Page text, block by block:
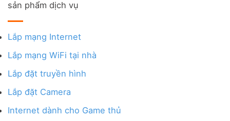
sản phẩm dịch vụ
Lắp mạng Internet
Lắp mạng WiFi tại nhà
Lắp đặt truyền hình
Lắp đặt Camera
Internet dành cho Game thủ